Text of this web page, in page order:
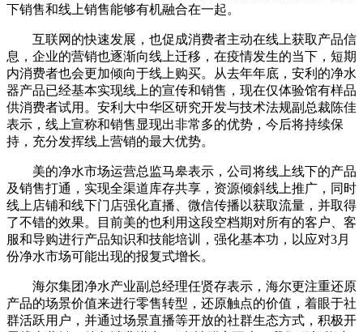
下销售和线上销售能够有机融合在一起。
互联网的快速发展，也促成消费者主动在线上获取产品信
息，企业的营销也逐渐向线上迁移，在疫情发生的当下，短期
内消费者也会更加倾向于线上购买。从去年年底，安利的净水
器产品已经基本实现线上的宣传和销售，现在仅体验馆有样品
供消费者试用。安利大中华区研究开发与技术法规副总裁陈佳
表示，线上宣称和销售显现出非常多的优势，今后将持续保
持，充分发挥线上营销的最大优势。
美的净水市场运营总监马皋表示，公司将线上线下的产品
及销售打通，实现全渠道库存共享，资源倾斜线上推广，同时
线上店铺和线下门店强化直播、微信传播以获取流量，并取得
了不错的效果。目前美的也利用这段空档期对所有的客户、客
服和导购进行产品知识和技能培训，强化基本功，以应对3月
份净水市场可能出现的报复式增长。
海尔集团净水产业副总经理任贤存表示，海尔更注重还原
产品的场景价值来进行零售转型，还原触点的价值，着眼于社
群活跃用户，并通过场景直播等开放的社群生态方式，积极开